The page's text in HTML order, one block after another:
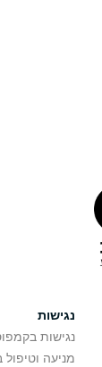
נגישות
נגישות
מניעה